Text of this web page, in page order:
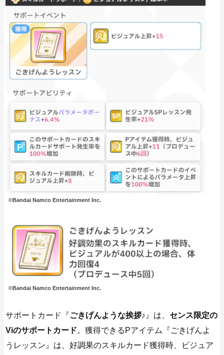
©Bandai Namco Entertainment Inc.
©Bandai Namco Entertainment Inc.
サポートカード『ごきげんような挨拶♪ 』は、 センス限定の
Viのサポートカード。獲得できるPアイテム『ごきげんよ
うレッスン』は、好調果のスキルカード獲得時、ビジュア